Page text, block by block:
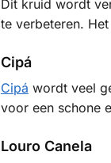
Dit kruid wordt
te verbeteren.
Cipá
Cipá wordt veel
voor een schone
Louro Canela